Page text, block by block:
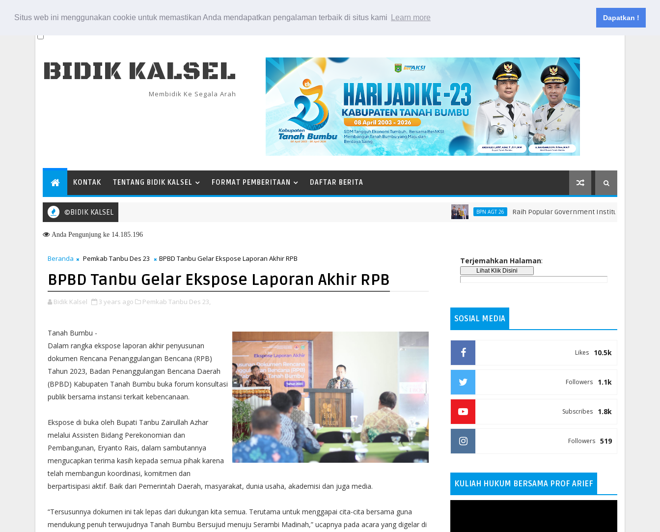
Situs web ini menggunakan cookie untuk memastikan Anda mendapatkan pengalaman terbaik di situs kami Learn more Dapatkan !
Kontak
BIDIK KALSEL
Membidik Ke Segala Arah
KONTAK TENTANG BIDIK KALSEL FORMAT PEMBERITAAN DAFTAR BERITA
©BIDIK KALSEL BPN AGT 26 Raih Popular Government Institutions Award 2026,
Nota Kesepakatan Perubahan KUA-PPAS 2026, Perkuat Arah Pembangunan Tanah Bumbu
Anda Pengunjung ke 14.185.196
Beranda Pemkab Tanbu Des 23 BPBD Tanbu Gelar Ekspose Laporan Akhir RPB
BPBD Tanbu Gelar Ekspose Laporan Akhir RPB
Bidik Kalsel 3 years ago Pemkab Tanbu Des 23,
Tanah Bumbu -
Dalam rangka ekspose laporan akhir penyusunan
dokumen Rencana Penanggulangan Bencana (RPB)
Tahun 2023, Badan Penanggulangan Bencana Daerah
(BPBD) Kabupaten Tanah Bumbu buka forum konsultasi
publik bersama instansi terkait kebencanaan.
Ekspose di buka oleh Bupati Tanbu Zairullah Azhar
melalui Assisten Bidang Perekonomian dan
Pembangunan, Eryanto Rais, dalam sambutannya
mengucapkan terima kasih kepada semua pihak karena
telah membangun koordinasi, komitmen dan
berpartisipasi aktif. Baik dari Pemerintah Daerah, masyarakat, dunia usaha, akademisi dan juga media.
“Tersusunnya dokumen ini tak lepas dari dukungan kita semua. Terutama untuk menggapai cita-cita bersama guna
mendukung penuh terwujudnya Tanah Bumbu Bersujud menuju Serambi Madinah,” ucapnya pada acara yang digelar di
Terjemahkan Halaman:
SOSIAL MEDIA
10.5k
Likes
1.1k
Followers
1.8k
Subscribes
519
Followers
KULIAH HUKUM BERSAMA PROF ARIEF